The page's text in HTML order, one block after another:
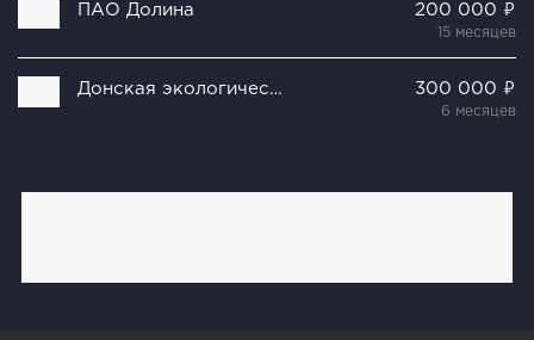
ПАО Долина 200 000 ₽
15 месяцев
Донская экологическая компания 300 000 ₽
6 месяцев